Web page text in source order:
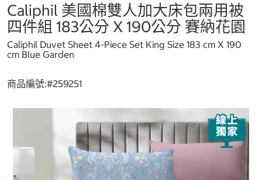
Caliphil 美國棉雙人加大床包兩用被
四件組 183公分 X 190公分 賽納花園
Caliphil Duvet Sheet 4-Piece Set King Size 183 cm X 190
cm Blue Garden
商品編號:#259251